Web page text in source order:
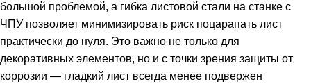
большой проблемой, а гибка листовой стали на станке с
ЧПУ позволяет минимизировать риск поцарапать лист
практически до нуля. Это важно не только для
декоративных элементов, но и с точки зрения защиты от
коррозии — гладкий лист всегда менее подвержен